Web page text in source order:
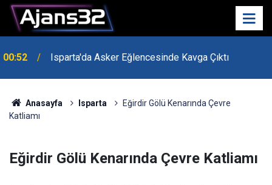
00:52 Isparta'da Asker Eğlencesinde Kavga Çıktı
21:34
Dönem Başladı
Anasayfa Isparta
Eğirdir Gölü Kenarında Çevre
Katliamı
Eğirdir Gölü Kenarında Çevre Katliamı